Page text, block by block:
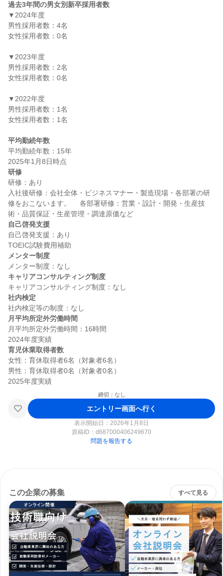
過去3年間の男女別新卒採用者数
▼2024年度
男性採用者数：4名
女性採用者数：0名
▼2023年度
男性採用者数：2名
女性採用者数：0名
▼2022年度
男性採用者数：1名
女性採用者数：1名
平均勤続年数
平均勤続年数：15年
研修
研修：あり
入社後研修：会社全体・ビジネスマナー・製造現場・各部署の研
修をおこないます。 　各部署研修：営業・設計・開発・生産技
自己啓発支援
自己啓発支援：あり
メンター制度
キャリアコンサルティング制度
社内検定
月平均所定外労働時間
月平均所定外労働時間：16時間
育児休業取得者数
女性：育休取得者6名（対象者6名）
男性：育休取得者0名（対象者0名）
締切：なし
エントリー画面へ行く
表示開始日：2026年1月8日
原稿ID： d687000406249670
問題を報告する
この企業の募集 すべて見る